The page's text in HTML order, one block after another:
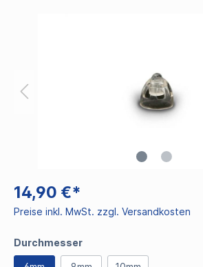
14,90 €*
Preise inkl. MwSt. zzgl. Versandkosten
Durchmesser